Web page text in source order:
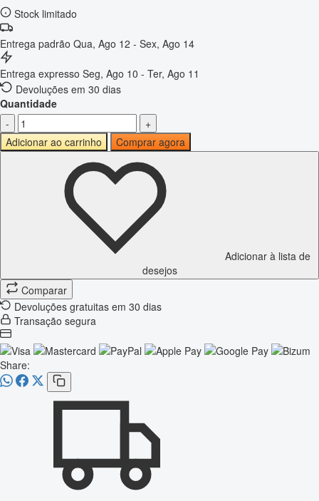
Stock limitado
Entrega padrão Qua, Ago 12 - Sex, Ago 14
Entrega expresso Seg, Ago 10 - Ter, Ago 11
Devoluções em 30 dias
Quantidade
-
+
Adicionar ao carrinho
Comprar agora
Adicionar à lista de
desejos
Comparar
Devoluções gratuitas em 30 dias
Transação segura
Share: